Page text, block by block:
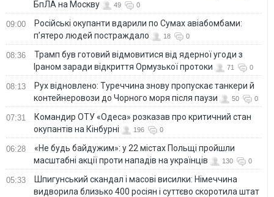
БпЛА на Москву
49 0
09:00
Російські окупанти вдарили по Сумах авіабомбами:
п’ятеро людей постраждало
18 0
08:36
Трамп був готовий відмовитися від ядерної угоди з
Іраном заради відкриття Ормузької протоки
71 0
08:13
Рух відновлено: Туреччина знову пропускає танкери й
контейнеровози до Чорного моря після паузи
50 0
07:31
Командир ОТУ «Одеса» розказав про критичний стан
окупантів на Кінбурні
196 0
06:28
«Не будь байдужим»: у 22 містах Польщі пройшли
масштабні акції проти нападів на українців
130 0
05:33
Шпигунський скандал і масові висилки: Німеччина
видворила близько 400 росіян і суттєво скоротила штат